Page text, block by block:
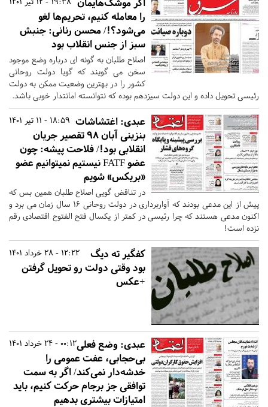
را معامله کنیم، تحریم‌ها لغو
می‌شود؟!/ محسن رنانی: جنبش
سبز از جنس انقلاب بود
اصلاح طلبان به گونه ای درباره وضع موجود
سخن می گویند که گویا دولت روحانی
کشور را در بهترین وضعیت ممکن به دولت
رئیسی تحویل داده و این دولت سیزدهم بوده که نتوانسته امانتدار خوبی باشد.
18:59 - 11 تیر 1401 عبدی: اغتشاشات
بنزینی آبان 98 تقصیر جریان
انقلابی بود!/ فلاحت پیشه: چون
عضو FATF نیستیم نمیتوانیم عضو
«بریکس» شویم
در تناقض گویی اصلاح طلبان همین بس که
پیش از این مدعی بودند که آواربرداری در دولت روحانی 16 سال زمان می برد و
اکنون مدعی هستند که چرا رئیسی در کمتر از یکسال فتح الفتوح اقتصادی رقم
نزده است!
12:22 - 28 خرداد 1401
کفگیر ته دیگ
بود وقتی دولت رو تحویل گرفتن
+عکس
00:12 - 24 خرداد 1401عبدی: وضع فعلی
بی‌حجابی، عفت عمومی را
خدشه‌دار نمی‌کند/ اگر به سمت
توافقی جز برجام حرکت کنیم، باید
امتیازات بیشتری بدهیم